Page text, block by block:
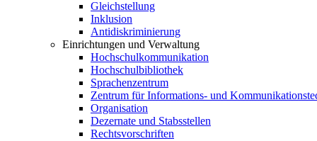
Gleichstellung
Inklusion
Antidiskriminierung
Einrichtungen und Verwaltung
Hochschulkommunikation
Hochschulbibliothek
Sprachenzentrum
Zentrum für Informations- und
Organisation
Dezernate und Stabsstellen
Rechtsvorschriften